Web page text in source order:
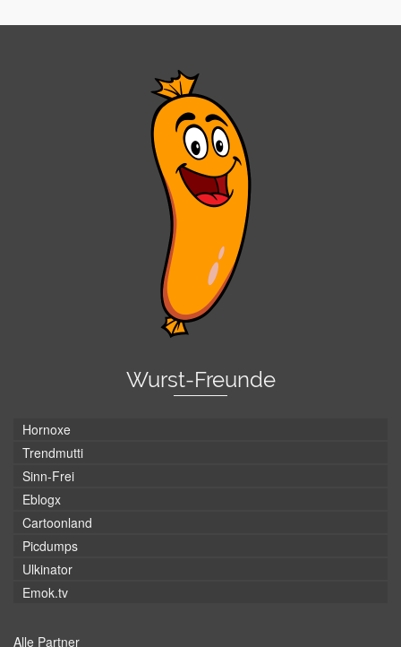
Wurst-Freunde
Hornoxe
Trendmutti
Sinn-Frei
Eblogx
Cartoonland
Picdumps
Ulkinator
Emok.tv
Alle Partner